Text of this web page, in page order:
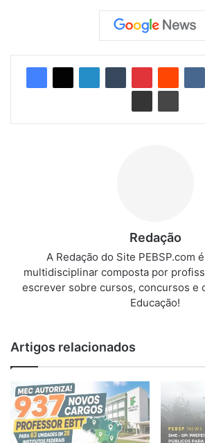
Redação
A Redação do Site PEBSP.com
multidisciplinar composta por
escrever sobre cursos, concursos e
Educação!
Artigos relacionados